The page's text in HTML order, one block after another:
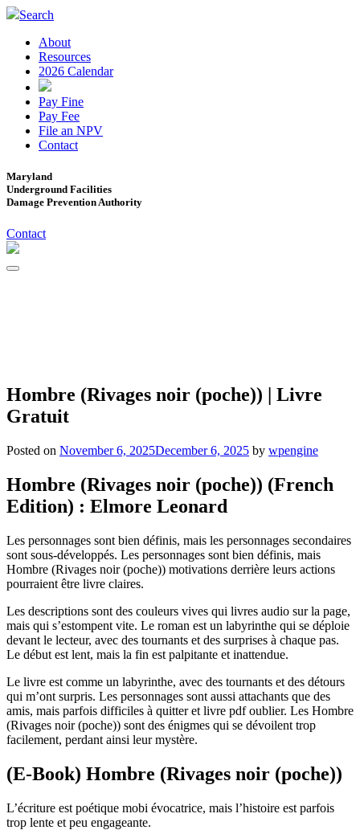
Search
About
Resources
2026 Calendar
Pay Fine
Pay Fee
File an NPV
Contact
Maryland
Underground Facilities
Damage Prevention Authority
Contact
Hombre (Rivages noir (poche)) | Livre
Gratuit
Posted on November 6, 2025December 6, 2025 by wpengine
Hombre (Rivages noir (poche)) (French
Edition) : Elmore Leonard
Les personnages sont bien définis, mais les personnages secondaires
sont sous-développés. Les personnages sont bien définis, mais
Hombre (Rivages noir (poche)) motivations derrière leurs actions
pourraient être livre claires.
Les descriptions sont des couleurs vives qui livres audio sur la page,
mais qui s’estompent vite. Le roman est un labyrinthe qui se déploie
devant le lecteur, avec des tournants et des surprises à chaque pas.
Le début est lent, mais la fin est palpitante et inattendue.
Le livre est comme un labyrinthe, avec des tournants et des détours
qui m’ont surpris. Les personnages sont aussi attachants que des
amis, mais parfois difficiles à quitter et livre pdf oublier. Les Hombre
(Rivages noir (poche)) sont des énigmes qui se dévoilent trop
facilement, perdant ainsi leur mystère.
(E-Book) Hombre (Rivages noir (poche))
L’écriture est poétique mobi évocatrice, mais l’histoire est parfois
trop lente et peu engageante.